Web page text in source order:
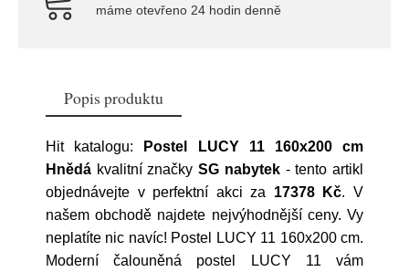
máme otevřeno 24 hodin denně
Popis produktu
Hit katalogu:
Postel LUCY 11 160x200 cm
Hnědá kvalitní značkySG nabytek- tento artikl
objednávejte v perfektní akci za 17378 Kč. V
našem obchodě najdete nejvýhodnější ceny. Vy
neplatíte nic navíc! Postel LUCY 11 160x200 cm.
Moderní čalouněná postel LUCY 11 vám